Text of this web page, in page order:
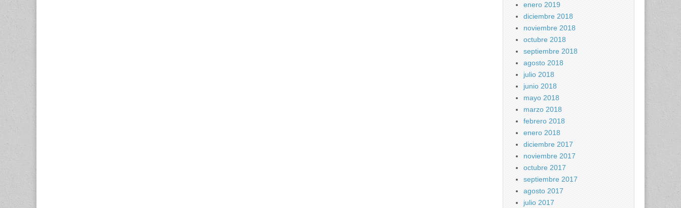
enero 2019
diciembre 2018
noviembre 2018
octubre 2018
septiembre 2018
agosto 2018
julio 2018
junio 2018
mayo 2018
marzo 2018
febrero 2018
enero 2018
diciembre 2017
noviembre 2017
octubre 2017
septiembre 2017
agosto 2017
julio 2017